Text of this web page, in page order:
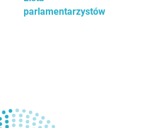
parlamentarzystów